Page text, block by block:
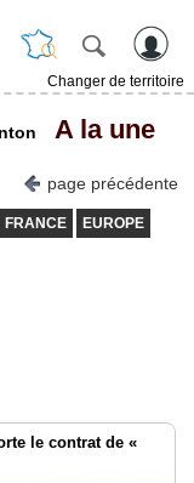
Changer de territoire
A la une
page précédente
FRANCE EUROPE
le contrat de «